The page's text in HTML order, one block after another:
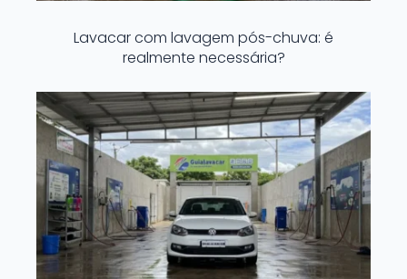
Lavacar com lavagem pós-chuva: é
realmente necessária?